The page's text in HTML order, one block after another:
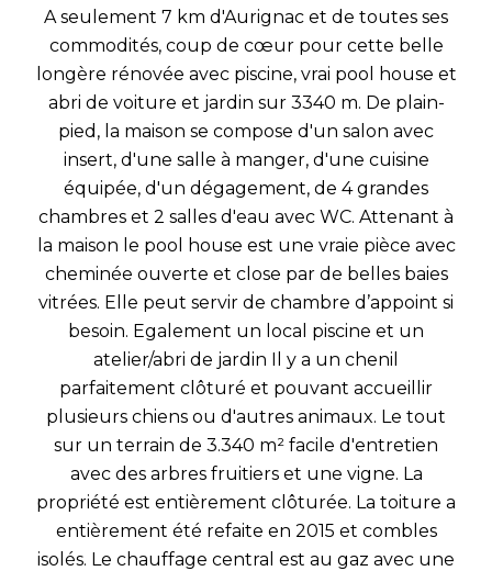
A seulement 7 km d'Aurignac et de toutes ses
commodités, coup de cœur pour cette belle
longère rénovée avec piscine, vrai pool house et
abri de voiture et jardin sur 3340 m. De plain-
pied, la maison se compose d'un salon avec
insert, d'une salle à manger, d'une cuisine
équipée, d'un dégagement, de 4 grandes
chambres et 2 salles d'eau avec WC. Attenant à
la maison le pool house est une vraie pièce avec
cheminée ouverte et close par de belles baies
vitrées. Elle peut servir de chambre d’appoint si
besoin. Egalement un local piscine et un
atelier/abri de jardin Il y a un chenil
parfaitement clôturé et pouvant accueillir
plusieurs chiens ou d'autres animaux. Le tout
sur un terrain de 3.340 m² facile d'entretien
avec des arbres fruitiers et une vigne. La
propriété est entièrement clôturée. La toiture a
entièrement été refaite en 2015 et combles
isolés. Le chauffage central est au gaz avec une